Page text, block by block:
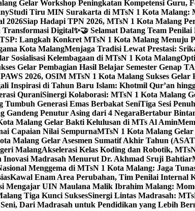
Gelar Workshop Peningkatan Kompetensi Guru,
Studi Tiru MIN Surakarta di MTsN 1 Kota Malang:
2026Siap Hadapi TPN 2026, MTsN 1 Kota Malang
Transformasi Digital✨🤝 Selamat Datang Team
Langkah Konkret MTsN 1 Kota Malang Menuju
Kota MalangMenjaga Tradisi Lewat Prestasi:
Sosialisasi Kelembagaan di MTsN 1 Kota Malang
Gelar Pembagian Hasil Belajar Semester Genap TA
2026, OSIM MTsN 1 Kota Malang Sukses
Inspirasi di Tahun Baru Islam: Khotmil Qur’an
QuraniSinergi Kolaborasi: MTsN 1 Kota Malang
Generasi Emas Berbakat SeniTiga Sesi
Gandeng Penutur Asing dari 4 NegaraBertabur
Malang Gelar Bakti Kelulusan di MTs Al Amin
Capaian Nilai SempurnaMTsN 1 Kota Malang
Malang Gelar Asesmen Sumatif Akhir Tahun
MalangAkselerasi Kelas Koding dan Robotik,
Inovasi Madrasah Menurut Dr. Akhmad Sruji Bahtiar
Menggema di MTsN 1 Kota Malang: Jaga
Kawal Enam Area Perubahan, Tim Penilai Internal
Mengajar UIN Maulana Malik Ibrahim Malang:
Tiga Kunci SuksesSinergi Lintas Madrasah:
Dari Madrasah untuk Pendidikan yang Lebih